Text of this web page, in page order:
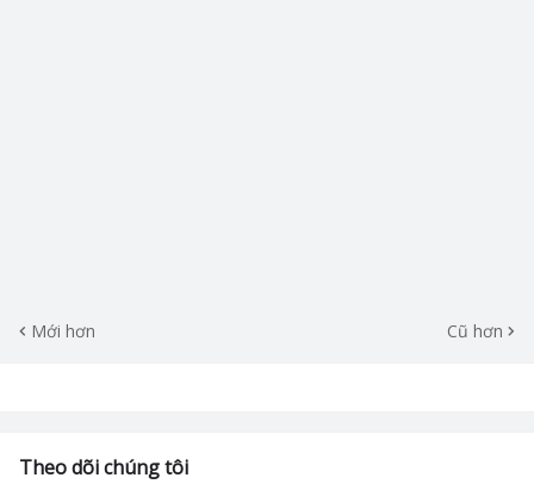
Mới hơn Cũ hơn
Theo dõi chúng tôi